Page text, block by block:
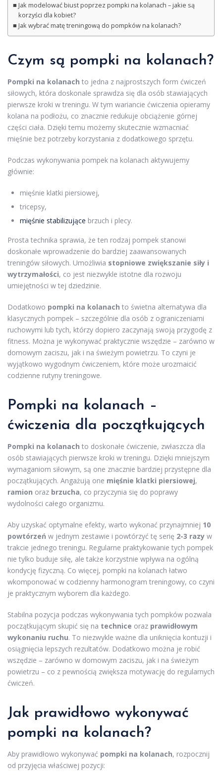
Jak modelować biust poprzez pompki na kolanach – jakie są
korzyści dla kobiet?
Jak wybrać matę treningową do pompków na kolanach?
Czym są pompki na kolanach?
Pompki na kolanach to jedna z najprostszych form ćwiczeń
siłowych, która doskonale sprawdza się dla osób stawiających
pierwsze kroki w treningu. W tym wariancie ćwiczenia opieramy
kolana na podłożu, co znacznie redukuje obciążenie górnej
części ciała. Dzięki temu możemy skutecznie wzmacniać
mięśnie bez potrzeby korzystania z dodatkowego sprzętu.
Podczas wykonywania pompek na kolanach aktywujemy
głównie:
mięśnie klatki piersiowej,
tricepsy,
mięśnie stabilizujące brzuch i plecy.
Prosta technika sprawia, że ten rodzaj pompek stanowi
doskonałe wprowadzenie do bardziej zaawansowanych
treningów siłowych. Umożliwia stopniowe zwiększanie siły i
wytrzymałości, co jest niezwykle istotne dla rozwoju
umiejętności w tej dziedzinie.
Dodatkowo pompki na kolanach to świetna alternatywa dla
klasycznych pompek – szczególnie dla osób z ograniczeniami
ruchowymi lub tych, którzy dopiero zaczynają swoją przygodę z
fitness. Można je wykonywać praktycznie wszędzie – zarówno w
domowym zaciszu, jak i na świeżym powietrzu. To czyni je
wyjątkowo wygodnym ćwiczeniem, które może urozmaicić
codzienne rutyny treningowe.
Pompki na kolanach –
ćwiczenia dla początkujących
Pompki na kolanach to doskonałe ćwiczenie, zwłaszcza dla
osób stawiających pierwsze kroki w treningu. Dzięki mniejszym
wymaganiom siłowym, są one znacznie bardziej przystępne dla
początkujących. Angażują one mięśnie klatki piersiowej,
ramion oraz brzucha, co przyczynia się do poprawy
wydolności całego organizmu.
Aby uzyskać optymalne efekty, warto wykonać przynajmniej 10
powtórzeń w jednym zestawie i powtórzyć tę serię 2-3 razy w
trakcie jednego treningu. Regularne praktykowanie tych pompek
nie tylko buduje siłę, ale także korzystnie wpływa na ogólną
kondycję fizyczną. Co więcej, pompki na kolanach łatwo
wkomponować w codzienny harmonogram treningowy, co czyni
je praktycznym wyborem dla każdego.
Stabilna pozycja podczas wykonywania tych pompków pozwala
początkującym skupić się na technice oraz prawidłowym
wykonaniu ruchu. To niezwykle ważne dla uniknięcia kontuzji i
osiągnięcia lepszych rezultatów. Dodatkowo można je robić
wszędzie – zarówno w domowym zaciszu, jak i na świeżym
powietrzu – co z pewnością zwiększa motywację do regularnych
ćwiczeń.
Jak prawidłowo wykonywać
pompki na kolanach?
Aby prawidłowo wykonywać pompki na kolanach, rozpocznij
od przyjęcia właściwej pozycji: